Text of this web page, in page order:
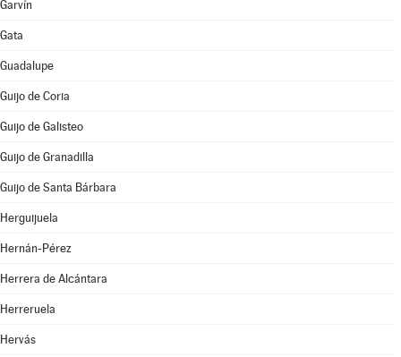
Garvín
Gata
Guadalupe
Guijo de Coria
Guijo de Galisteo
Guijo de Granadilla
Guijo de Santa Bárbara
Herguijuela
Hernán-Pérez
Herrera de Alcántara
Herreruela
Hervás